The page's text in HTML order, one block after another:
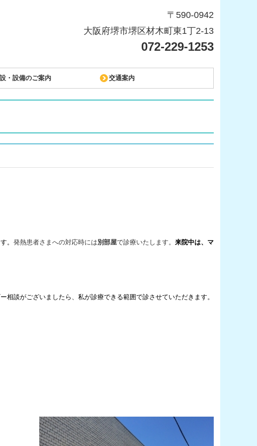
〒590‐0942
大阪府堺市堺区材木町東1丁2-13
072-229-1253
・設備のご案内 交通案内
。 発熱患者さまへの対応時には別部屋で診療いたします。 来院中は、マ
相談がございましたら、私が診療できる範囲で診させていただきます。